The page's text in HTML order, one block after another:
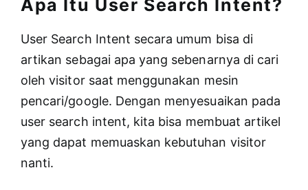
Apa Itu User Search Intent?
User Search Intent secara umum bisa di
artikan sebagai apa yang sebenarnya di cari
oleh visitor saat menggunakan mesin
pencari/google. Dengan menyesuaikan pada
user search intent, kita bisa membuat artikel
yang dapat memuaskan kebutuhan visitor
nanti.